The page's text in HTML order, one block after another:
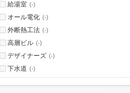
給湯室 (-)
オール電化 (-)
外断熱工法 (-)
高層ビル (-)
デザイナーズ (-)
下水道 (-)